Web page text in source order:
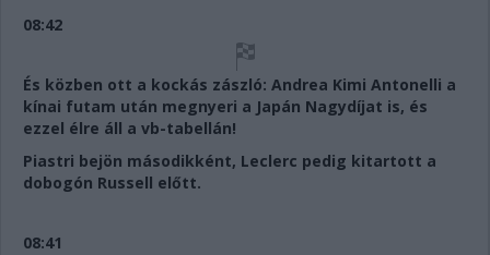
08:42
És közben ott a kockás zászló: Andrea Kimi Antonelli a
kínai futam után megnyeri a Japán Nagydíjat is, és
ezzel élre áll a vb-tabellán!
Piastri bejön másodikként, Leclerc pedig kitartott a
dobogón Russell előtt.
08:41